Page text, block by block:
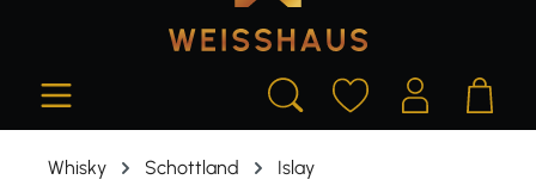
Whisky Schottland Islay